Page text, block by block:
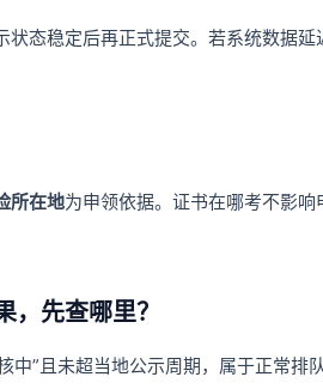
态稳定后再正式提交。若系统数据延
所在地为申领依据。证书在哪考不影
先查哪里？
中”且未超当地公示周期，属于正常排